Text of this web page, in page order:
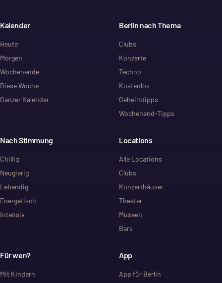
Kalender
Heute
Morgen
Wochenende
Diese Woche
Ganzer Kalender
Berlin nach Thema
Clubs
Konzerte
Techno
Kostenlos
Geheimtipps
Wochenend-Tipps
Nach Stimmung
Chillig
Neugierig
Lebendig
Energetisch
Intensiv
Locations
Alle Locations
Clubs
Konzerthäuser
Theater
Museen
Bars
Für wen?
Mit Kindern
App
App für Berlin